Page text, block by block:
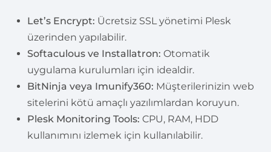
Let’s Encrypt: Ücretsiz SSL yönetimi Plesk
üzerinden yapılabilir.
Softaculous ve Installatron: Otomatik
uygulama kurulumları için idealdir.
BitNinja veya Imunify360: Müşterilerinizin web
sitelerini kötü amaçlı yazılımlardan koruyun.
Plesk Monitoring Tools: CPU, RAM, HDD
kullanımını izlemek için kullanılabilir.